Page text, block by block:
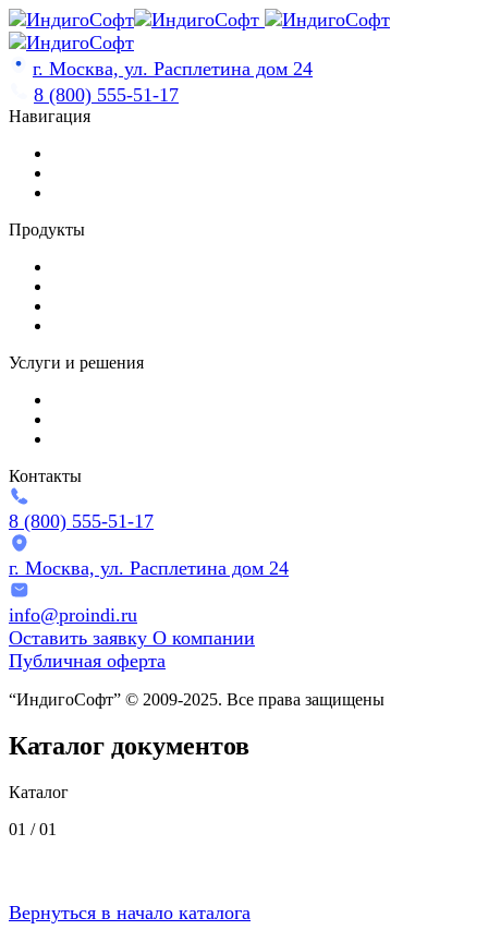
Skip
to
content
г. Москва, ул. Расплетина дом 24
8 (800) 555-51-17
Навигация
Продукты
Услуги и решения
Контакты
8 (800) 555-51-17
г. Москва, ул. Расплетина дом 24
info@proindi.ru
Оставить заявку О компании
Публичная оферта
“ИндигоСофт” © 2009-2025. Все права защищены
Каталог документов
Каталог
01 /01
Вернуться в начало каталога